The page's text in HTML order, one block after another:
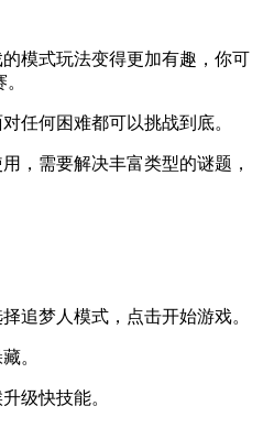
模式玩法变得更加有趣，你可
任何困难都可以挑战到底。
，需要解决丰富类型的谜题，
追梦人模式，点击开始游戏。
。
级快技能。